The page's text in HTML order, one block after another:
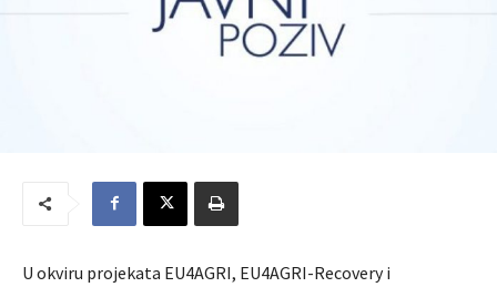
U okviru projekata EU4AGRI, EU4AGRI-Recovery i